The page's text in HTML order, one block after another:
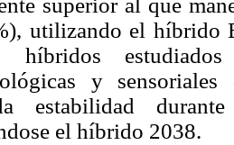
superior al que
utilizando el híbrido
estudiados
y
estabilidad
el híbrido 2038.